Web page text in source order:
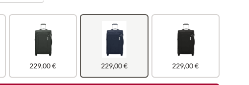
229,00 € 229,00 € 229,00 €